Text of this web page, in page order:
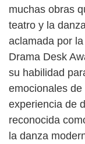
muchas obras
teatro y la
aclamada por
Drama Desk
su habilidad
emocionales
experiencia de
reconocida
la danza